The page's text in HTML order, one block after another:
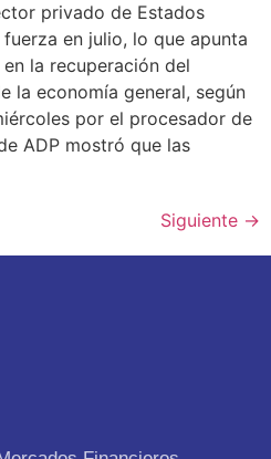
privado de Estados
en julio, lo que apunta
la recuperación del
la economía general, según
por el procesador de
ADP mostró que las
Siguiente →